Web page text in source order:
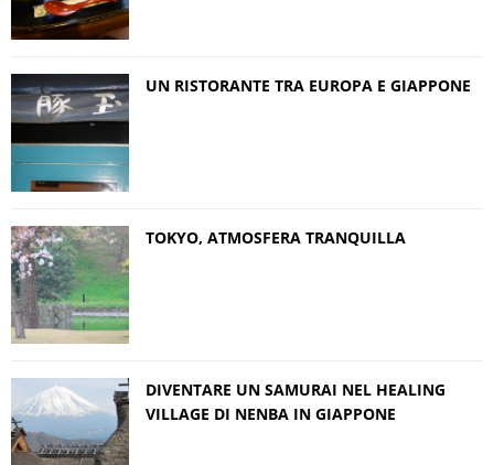
UN RISTORANTE TRA EUROPA E GIAPPONE
TOKYO, ATMOSFERA TRANQUILLA
DIVENTARE UN SAMURAI NEL HEALING
VILLAGE DI NENBA IN GIAPPONE